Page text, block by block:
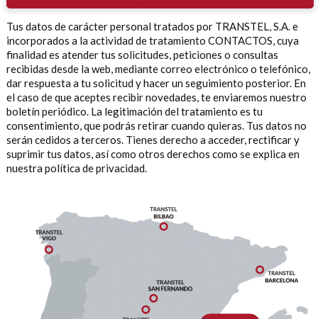
Tus datos de carácter personal tratados por TRANSTEL, S.A. e
incorporados a la actividad de tratamiento CONTACTOS, cuya
finalidad es atender tus solicitudes, peticiones o consultas
recibidas desde la web, mediante correo electrónico o telefónico,
dar respuesta a tu solicitud y hacer un seguimiento posterior. En
el caso de que aceptes recibir novedades, te enviaremos nuestro
boletín periódico. La legitimación del tratamiento es tu
consentimiento, que podrás retirar cuando quieras. Tus datos no
serán cedidos a terceros. Tienes derecho a acceder, rectificar y
suprimir tus datos, así como otros derechos como se explica en
nuestra política de privacidad.